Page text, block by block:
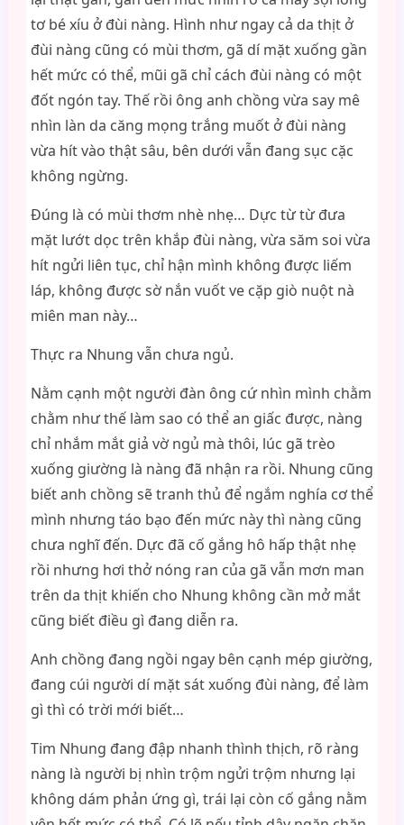
tơ bé xíu ở đùi nàng. Hình như ngay cả da thịt ở
đùi nàng cũng có mùi thơm, gã dí mặt xuống gần
hết mức có thể, mũi gã chỉ cách đùi nàng có một
đốt ngón tay. Thế rồi ông anh chồng vừa say mê
nhìn làn da căng mọng trắng muốt ở đùi nàng
vừa hít vào thật sâu, bên dưới vẫn đang sục cặc
không ngừng.
Đúng là có mùi thơm nhè nhẹ… Dực từ từ đưa
mặt lướt dọc trên khắp đùi nàng, vừa săm soi vừa
hít ngửi liên tục, chỉ hận mình không được liếm
láp, không được sờ nắn vuốt ve cặp giò nuột nà
miên man này…
Thực ra Nhung vẫn chưa ngủ.
Nằm cạnh một người đàn ông cứ nhìn mình chằm
chằm như thế làm sao có thể an giấc được, nàng
chỉ nhắm mắt giả vờ ngủ mà thôi, lúc gã trèo
xuống giường là nàng đã nhận ra rồi. Nhung cũng
biết anh chồng sẽ tranh thủ để ngắm nghía cơ thể
mình nhưng táo bạo đến mức này thì nàng cũng
chưa nghĩ đến. Dực đã cố gắng hô hấp thật nhẹ
rồi nhưng hơi thở nóng ran của gã vẫn mơn man
trên da thịt khiến cho Nhung không cần mở mắt
cũng biết điều gì đang diễn ra.
Anh chồng đang ngồi ngay bên cạnh mép giường,
đang cúi người dí mặt sát xuống đùi nàng, để làm
gì thì có trời mới biết…
Tim Nhung đang đập nhanh thình thịch, rõ ràng
nàng là người bị nhìn trộm ngửi trộm nhưng lại
không dám phản ứng gì, trái lại còn cố gắng nằm